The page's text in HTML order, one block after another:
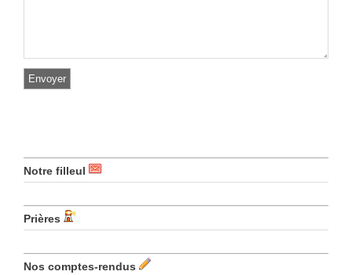
Notre filleul
Prières
Nos comptes-rendus